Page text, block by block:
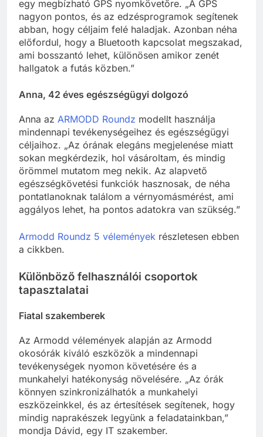
egy megbízható GPS nyomkövetőre. „A GPS
nagyon pontos, és az edzésprogramok segítenek
abban, hogy céljaim felé haladjak. Azonban néha
előfordul, hogy a Bluetooth kapcsolat megszakad,
ami bosszantó lehet, különösen amikor zenét
hallgatok a futás közben.”
Anna, 42 éves egészségügyi dolgozó
Anna az ARMODD Roundz modellt használja
mindennapi tevékenységeihez és egészségügyi
céljaihoz. „Az órának elegáns megjelenése miatt
sokan megkérdezik, hol vásároltam, és mindig
örömmel mutatom meg nekik. Az alapvető
egészségkövetési funkciók hasznosak, de néha
pontatlanoknak találom a vérnyomásmérést, ami
aggályos lehet, ha pontos adatokra van szükség.”
Armodd Roundz 5 vélemények részletesen ebben
a cikkben.
Különböző felhasználói csoportok
tapasztalatai
Fiatal szakemberek
Az Armodd vélemények alapján az Armodd
okosórák kiváló eszközök a mindennapi
tevékenységek nyomon követésére és a
munkahelyi hatékonyság növelésére. „Az órák
könnyen szinkronizálhatók a munkahelyi
eszközeinkkel, és az értesítések segítenek, hogy
mindig naprakészek legyünk a feladatainkban,”
mondja Dávid, egy IT szakember.